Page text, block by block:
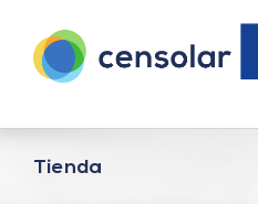
contenido
Tienda